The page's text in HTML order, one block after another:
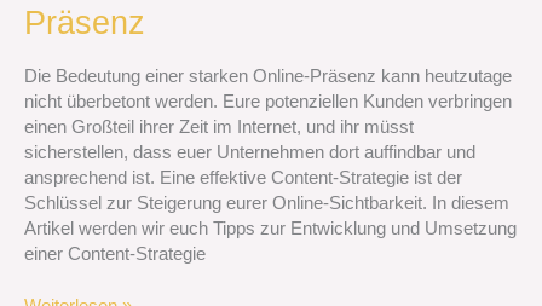
Präsenz
Die Bedeutung einer starken Online-Präsenz kann heutzutage
nicht überbetont werden. Eure potenziellen Kunden verbringen
einen Großteil ihrer Zeit im Internet, und ihr müsst
sicherstellen, dass euer Unternehmen dort auffindbar und
ansprechend ist. Eine effektive Content-Strategie ist der
Schlüssel zur Steigerung eurer Online-Sichtbarkeit. In diesem
Artikel werden wir euch Tipps zur Entwicklung und Umsetzung
einer Content-Strategie
einer
Online-
Präsenz